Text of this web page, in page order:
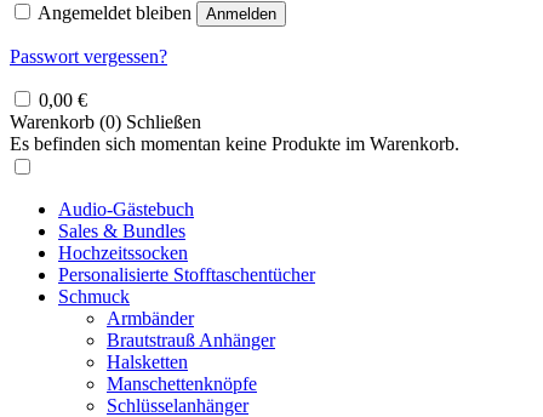
Angemeldet bleiben Anmelden
Passwort vergessen?
0,00 €
Warenkorb (0) Schließen
Es befinden sich momentan keine Produkte im Warenkorb.
Audio-Gästebuch
Sales & Bundles
Hochzeitssocken
Personalisierte Stofftaschentücher
Schmuck
Armbänder
Brautstrauß Anhänger
Halsketten
Manschettenknöpfe
Schlüsselanhänger